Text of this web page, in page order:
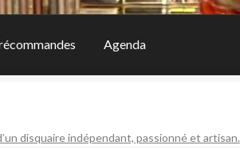
Agenda
disquaire indépendant, passionné et artisan.